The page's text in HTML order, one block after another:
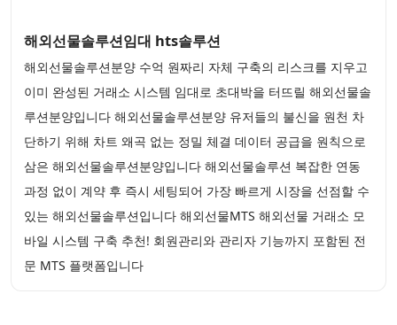
해외선물솔루션임대 hts솔루션
해외선물솔루션분양 수억 원짜리 자체 구축의 리스크를 지우고
이미 완성된 거래소 시스템 임대로 초대박을 터뜨릴 해외선물솔
루션분양입니다 해외선물솔루션분양 유저들의 불신을 원천 차
단하기 위해 차트 왜곡 없는 정밀 체결 데이터 공급을 원칙으로
삼은 해외선물솔루션분양입니다 해외선물솔루션 복잡한 연동
과정 없이 계약 후 즉시 세팅되어 가장 빠르게 시장을 선점할 수
있는 해외선물솔루션입니다 해외선물MTS 해외선물 거래소 모
바일 시스템 구축 추천! 회원관리와 관리자 기능까지 포함된 전
문 MTS 플랫폼입니다